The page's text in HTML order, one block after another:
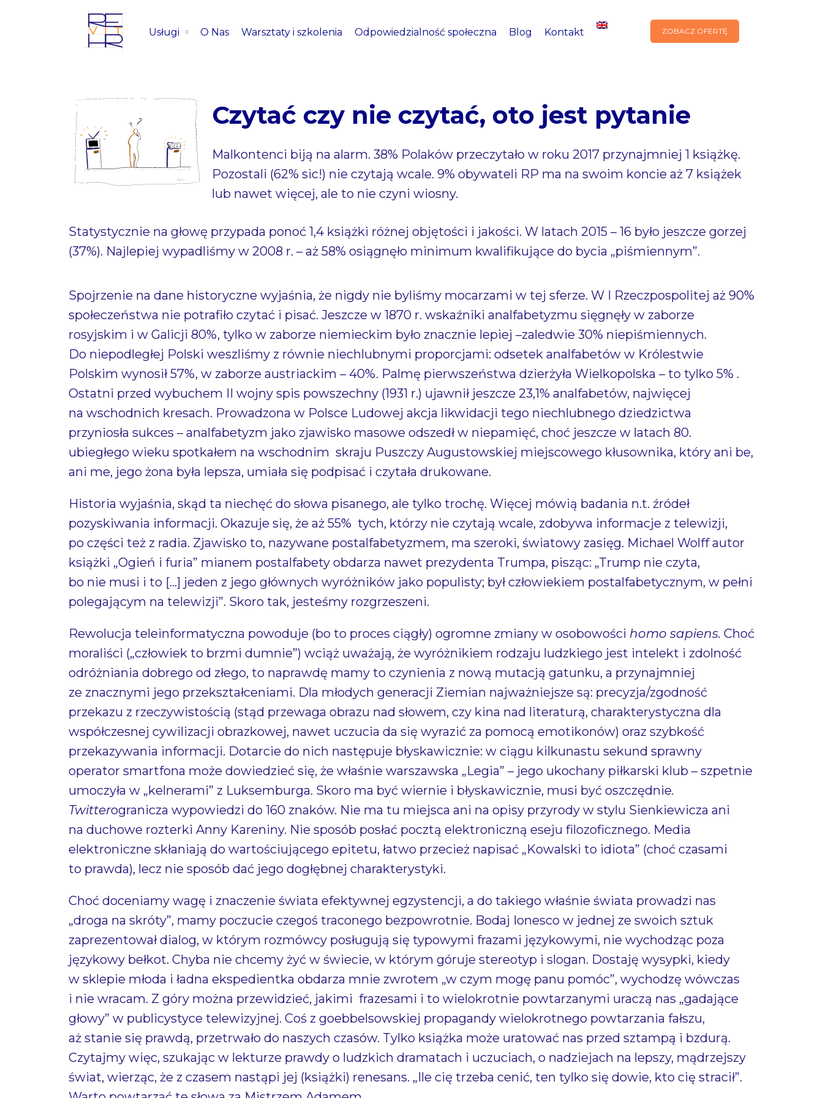
Usługi O Nas Warsztaty i szkolenia Odpowiedzialność społeczna Blog Kontakt ZOBACZ OFERTĘ
Czytać czy nie czytać, oto jest pytanie
Malkontenci biją na alarm. 38% Polaków przeczytało w roku 2017 przynajmniej 1 książkę.
Pozostali (62% sic!) nie czytają wcale. 9% obywateli RP ma na swoim koncie aż 7 książek
lub nawet więcej, ale to nie czyni wiosny.
Statystycznie na głowę przypada ponoć 1,4 książki różnej objętości i jakości. W latach 2015 – 16 było jeszcze gorzej
(37%). Najlepiej wypadliśmy w 2008 r. – aż 58% osiągnęło minimum kwalifikujące do bycia „piśmiennym”.
Spojrzenie na dane historyczne wyjaśnia, że nigdy nie byliśmy mocarzami w tej sferze. W I Rzeczpospolitej aż 90%
społeczeństwa nie potrafiło czytać i pisać. Jeszcze w 1870 r. wskaźniki analfabetyzmu sięgnęły w zaborze
rosyjskim i w Galicji 80%, tylko w zaborze niemieckim było znacznie lepiej –zaledwie 30% niepiśmiennych.
Do niepodległej Polski weszliśmy z równie niechlubnymi proporcjami: odsetek analfabetów w Królestwie
Polskim wynosił 57%, w zaborze austriackim – 40%. Palmę pierwszeństwa dzierżyła Wielkopolska – to tylko 5% .
Ostatni przed wybuchem II wojny spis powszechny (1931 r.) ujawnił jeszcze 23,1% analfabetów, najwięcej
na wschodnich kresach. Prowadzona w Polsce Ludowej akcja likwidacji tego niechlubnego dziedzictwa
przyniosła sukces – analfabetyzm jako zjawisko masowe odszedł w niepamięć, choć jeszcze w latach 80.
ubiegłego wieku spotkałem na wschodnim skraju Puszczy Augustowskiej miejscowego kłusownika, który ani be,
ani me, jego żona była lepsza, umiała się podpisać i czytała drukowane.
Historia wyjaśnia, skąd ta niechęć do słowa pisanego, ale tylko trochę. Więcej mówią badania n.t. źródeł
pozyskiwania informacji. Okazuje się, że aż 55% tych, którzy nie czytają wcale, zdobywa informacje z telewizji,
po części też z radia. Zjawisko to, nazywane postalfabetyzmem, ma szeroki, światowy zasięg. Michael Wolff autor
książki „Ogień i furia” mianem postalfabety obdarza nawet prezydenta Trumpa, pisząc: „Trump nie czyta,
bo nie musi i to […] jeden z jego głównych wyróżników jako populisty; był człowiekiem postalfabetycznym, w pełni
polegającym na telewizji”. Skoro tak, jesteśmy rozgrzeszeni.
Rewolucja teleinformatyczna powoduje (bo to proces ciągły) ogromne zmiany w osobowości homo sapiens. Choć
moraliści („człowiek to brzmi dumnie”) wciąż uważają, że wyróżnikiem rodzaju ludzkiego jest intelekt i zdolność
odróżniania dobrego od złego, to naprawdę mamy to czynienia z nową mutacją gatunku, a przynajmniej
ze znacznymi jego przekształceniami. Dla młodych generacji Ziemian najważniejsze są: precyzja/zgodność
przekazu z rzeczywistością (stąd przewaga obrazu nad słowem, czy kina nad literaturą, charakterystyczna dla
współczesnej cywilizacji obrazkowej, nawet uczucia da się wyrazić za pomocą emotikonów) oraz szybkość
przekazywania informacji. Dotarcie do nich następuje błyskawicznie: w ciągu kilkunastu sekund sprawny
operator smartfona może dowiedzieć się, że właśnie warszawska „Legia” – jego ukochany piłkarski klub – szpetnie
umoczyła w „kelnerami” z Luksemburga. Skoro ma być wiernie i błyskawicznie, musi być oszczędnie.
Twitterogranicza wypowiedzi do 160 znaków. Nie ma tu miejsca ani na opisy przyrody w stylu Sienkiewicza ani
na duchowe rozterki Anny Kareniny. Nie sposób posłać pocztą elektroniczną eseju filozoficznego. Media
elektroniczne skłaniają do wartościującego epitetu, łatwo przecież napisać „Kowalski to idiota” (choć czasami
to prawda), lecz nie sposób dać jego dogłębnej charakterystyki.
Choć doceniamy wagę i znaczenie świata efektywnej egzystencji, a do takiego właśnie świata prowadzi nas
„droga na skróty”, mamy poczucie czegoś traconego bezpowrotnie. Bodaj Ionesco w jednej ze swoich sztuk
zaprezentował dialog, w którym rozmówcy posługują się typowymi frazami językowymi, nie wychodząc poza
językowy bełkot. Chyba nie chcemy żyć w świecie, w którym góruje stereotyp i slogan. Dostaję wysypki, kiedy
w sklepie młoda i ładna ekspedientka obdarza mnie zwrotem „w czym mogę panu pomóc”, wychodzę wówczas
i nie wracam. Z góry można przewidzieć, jakimi frazesami i to wielokrotnie powtarzanymi uraczą nas „gadające
głowy” w publicystyce telewizyjnej. Coś z goebbelsowskiej propagandy wielokrotnego powtarzania fałszu,
aż stanie się prawdą, przetrwało do naszych czasów. Tylko książka może uratować nas przed sztampą i bzdurą.
Czytajmy więc, szukając w lekturze prawdy o ludzkich dramatach i uczuciach, o nadziejach na lepszy, mądrzejszy
świat, wierząc, że z czasem nastąpi jej (książki) renesans. „Ile cię trzeba cenić, ten tylko się dowie, kto cię stracił”.